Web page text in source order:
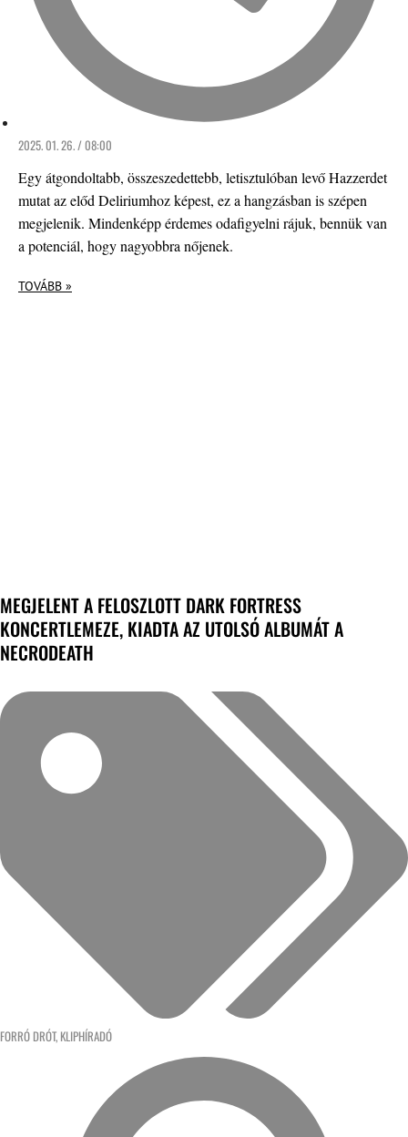
2025. 01. 26. / 08:00
Egy átgondoltabb, összeszedettebb, letisztulóban levő Hazzerdet
mutat az előd Deliriumhoz képest, ez a hangzásban is szépen
megjelenik. Mindenképp érdemes odafigyelni rájuk, bennük van
a potenciál, hogy nagyobbra nőjenek.
TOVÁBB »
MEGJELENT A FELOSZLOTT DARK FORTRESS
KONCERTLEMEZE, KIADTA AZ UTOLSÓ ALBUMÁT A
NECRODEATH
FORRÓ DRÓT, KLIPHÍRADÓ